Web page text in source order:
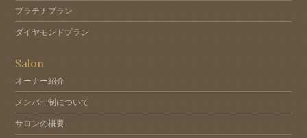
プラチナプラン
ダイヤモンドプラン
Salon
オーナー紹介
メンバー制について
サロンの概要